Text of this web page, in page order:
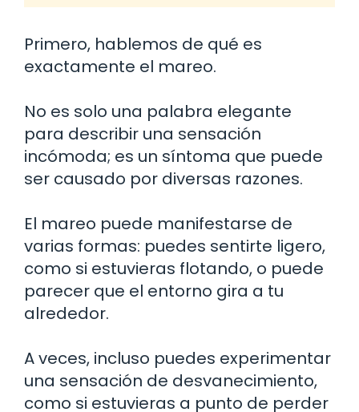
Primero, hablemos de qué es
exactamente el mareo.
No es solo una palabra elegante
para describir una sensación
incómoda; es un síntoma que puede
ser causado por diversas razones.
El mareo puede manifestarse de
varias formas: puedes sentirte ligero,
como si estuvieras flotando, o puede
parecer que el entorno gira a tu
alrededor.
A veces, incluso puedes experimentar
una sensación de desvanecimiento,
como si estuvieras a punto de perder